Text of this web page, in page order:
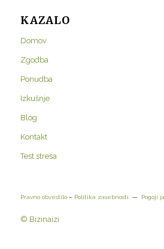
KAZALO
Domov
Zgodba
Ponudba
Izkušnje
Blog
Kontakt
Test stresa
Pravno obvestilo– Politika zasebnosti — Pogoji
© Bizinaizi